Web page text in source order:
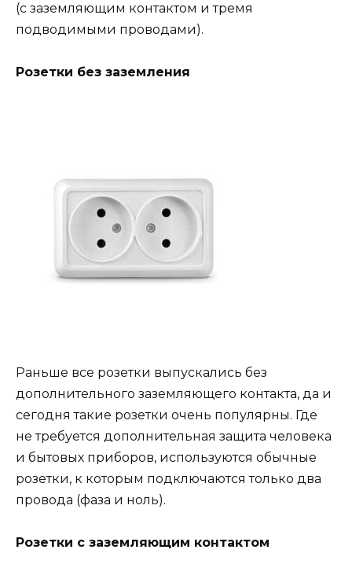
(с заземляющим контактом и тремя
подводимыми проводами).
Розетки без заземления
Раньше все розетки выпускались без
дополнительного заземляющего контакта, да и
сегодня такие розетки очень популярны. Где
не требуется дополнительная защита человека
и бытовых приборов, используются обычные
розетки, к которым подключаются только два
провода (фаза и ноль).
Розетки с заземляющим контактом